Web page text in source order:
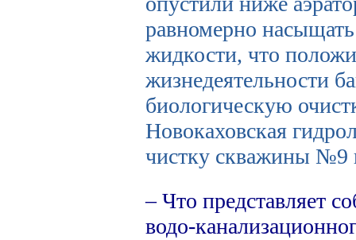
равномерно
жидкости, что
жизнедеятельности
биологическую
Новокаховская
чистку скважины №9
– Что представляет
водо-